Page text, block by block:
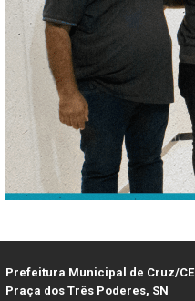
Prefeitura Municipal de Cruz/CE
Praça dos Três Poderes, SN